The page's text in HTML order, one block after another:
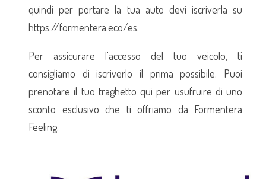
quindi per portare la tua auto devi iscriverla su
https://formentera.eco/es.
Per assicurare l'accesso del tuo veicolo, ti
consigliamo di iscriverlo il prima possibile. Puoi
prenotare il tuo traghetto qui per usufruire di uno
sconto esclusivo che ti offriamo da Formentera
Feeling.